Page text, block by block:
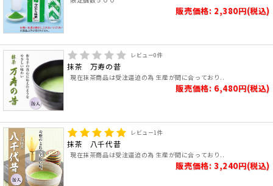
販売価格: 2,380円(税込)
レビュー0件
抹茶 万寿の昔
現在抹茶商品は受注逼迫の為 生産が間に合っており..
販売価格: 6,480円(税込)
レビュー1件
抹茶 八千代昔
現在抹茶商品は受注逼迫の為 生産が間に合っており..
販売価格: 3,240円(税込)